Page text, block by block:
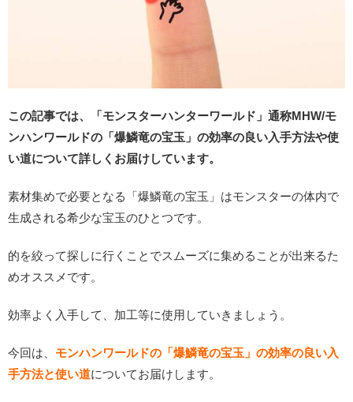
この記事では、「モンスターハンターワールド」通称MHW/モ
ンハンワールドの「爆鱗竜の宝玉」の効率の良い入手方法や使
い道について詳しくお届けしています。
素材集めで必要となる「爆鱗竜の宝玉」はモンスターの体内で
生成される希少な宝玉のひとつです。
的を絞って探しに行くことでスムーズに集めることが出来るた
めオススメです。
効率よく入手して、加工等に使用していきましょう。
今回は、 モンハンワールドの「爆鱗竜の宝玉」の効率の良い入
手方法と使い道についてお届けします。